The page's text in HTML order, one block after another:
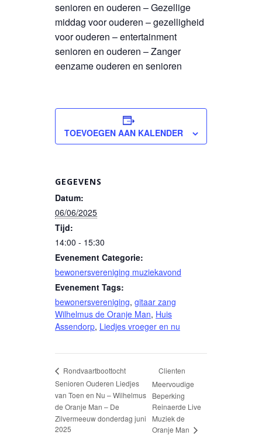
senioren en ouderen – Gezellige
middag voor ouderen – gezelligheid
voor ouderen – entertainment
senioren en ouderen – Zanger
eenzame ouderen en senioren
TOEVOEGEN AAN KALENDER
GEGEVENS
Datum:
06/06/2025
Tijd:
14:00 - 15:30
Evenement Categorie:
bewonersvereniging muziekavond
Evenement Tags:
bewonersvereniging, gitaar zang
Wilhelmus de Oranje Man, Huis
Assendorp, Liedjes vroeger en nu
Rondvaartboottocht
Senioren Ouderen Liedjes
van Toen en Nu – Wilhelmus
de Oranje Man – De
Zilvermeeuw donderdag juni
2025
Clienten
Meervoudige
Beperking
Reinaerde Live
Muziek de
Oranje Man